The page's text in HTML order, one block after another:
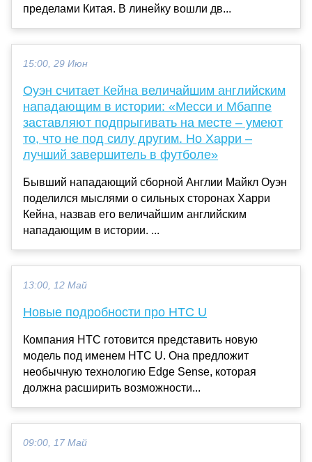
пределами Китая. В линейку вошли дв...
15:00, 29 Июн
Оуэн считает Кейна величайшим английским
нападающим в истории: «Месси и Мбаппе
заставляют подпрыгивать на месте – умеют
то, что не под силу другим. Но Харри –
лучший завершитель в футболе»
Бывший нападающий сборной Англии Майкл Оуэн
поделился мыслями о сильных сторонах Харри
Кейна, назвав его величайшим английским
нападающим в истории. ...
13:00, 12 Май
Новые подробности про HTC U
Компания HTC готовится представить новую
модель под именем HTC U. Она предложит
необычную технологию Edge Sense, которая
должна расширить возможности...
09:00, 17 Май